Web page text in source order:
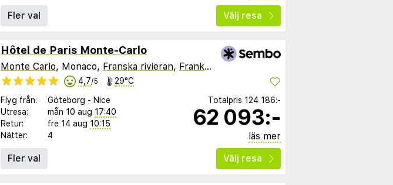
Fler val
Välj resa
Hôtel de Paris Monte-Carlo
Monte Carlo, Monaco, Franska rivieran, Frankrike
4,7/5 29°C
Flyg från: Göteborg - Nice
Utresa:
mån 10 aug 17:40
Retur:
fre 14 aug 10:15
Nätter:
4
Totalpris 124 186:-
62 093:-
läs mer
Fler val
Välj resa